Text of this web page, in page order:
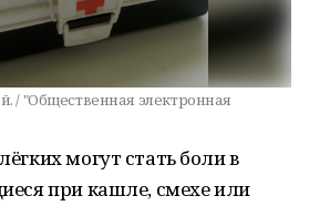
/ "Общественная электронная
могут стать боли в
при кашле, смехе или